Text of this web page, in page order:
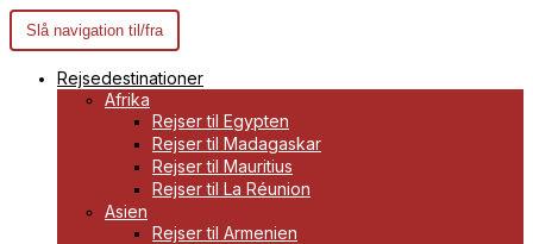
Slå navigation til/fra
Rejsedestinationer
Afrika
Rejser til Egypten
Rejser til Madagaskar
Rejser til Mauritius
Rejser til La Réunion
Asien
Rejser til Armenien